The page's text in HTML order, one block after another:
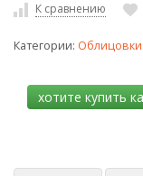
К сравнению
Категории: Облицовки